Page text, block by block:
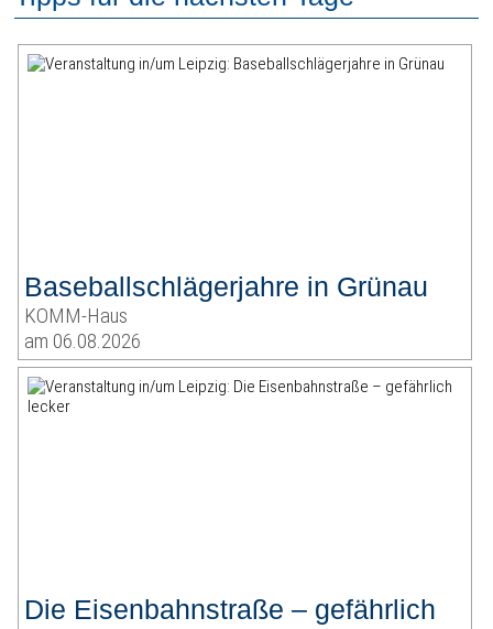
Baseballschlägerjahre in Grünau
KOMM-Haus
am 06.08.2026
Die Eisenbahnstraße – gefährlich